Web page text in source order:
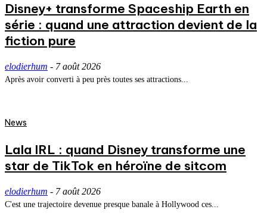
Disney+ transforme Spaceship Earth en
série : quand une attraction devient de la
fiction pure
elodierhum - 7 août 2026
Après avoir converti à peu près toutes ses attractions...
News
Lala IRL : quand Disney transforme une
star de TikTok en héroïne de sitcom
elodierhum - 7 août 2026
C'est une trajectoire devenue presque banale à Hollywood ces...